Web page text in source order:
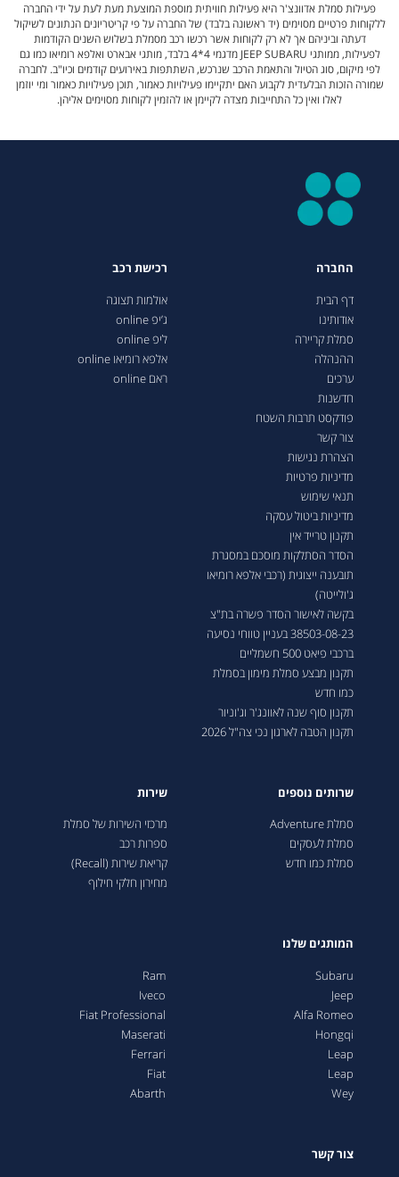
פעילות סמלת אדוונצ'ר היא פעילות חוויתית מוספת המוצעת מעת לעת על ידי החברה
ללקוחות פרטיים מסוימים (יד ראשונה בלבד) של החברה על פי קריטריונים הנתונים לשיקול
דעתה וביניהם אך לא רק לקוחות אשר רכשו רכב מסמלת בשלוש השנים הקודמות
לפעילות, ממותגי JEEP SUBARU מדגמי 4*4 בלבד, מותגי אבארט ואלפא רומיאו כמו גם
לפי מיקום, סוג הטיול והתאמת הרכב שנרכש, השתתפות באירועים קודמים וכיו"ב. לחברה
שמורה הזכות הבלעדית לקבוע האם יתקיימו פעילויות כאמור, תוכן פעילויות כאמור ומי יוזמן
לאלו ואין כל התחייבות מצדה לקיימן או להזמין לקוחות מסוימים אליהן.
החברה
דף הבית
אודותינו
סמלת קריירה
ההנהלה
ערכים
חדשנות
פודקסט תרבות השטח
צור קשר
הצהרת נגישות
מדיניות פרטיות
תנאי שימוש
מדיניות ביטול עסקה
תקנון טרייד אין
הסדר הסתלקות מוסכם במסגרת
תובענה ייצוגית (רכבי אלפא רומיאו
ג'ולייטה)
בקשה לאישור הסדר פשרה בת"צ
38503-08-23 בעניין טווחי נסיעה
ברכבי פיאט 500 חשמליים
תקנון מבצע סמלת מימון בסמלת
כמו חדש
תקנון סוף שנה לאוונג'ר וג'וניור
תקנון הטבה לארגון נכי צה"ל 2026
רכישת רכב
אולמות תצוגה
ג’יפ online
ליפ online
אלפא רומיאו online
ראם online
שרותים נוספים
סמלת Adventure
סמלת לעסקים
סמלת כמו חדש
שירות
מרכזי השירות של סמלת
ספרות רכב
קריאת שירות (Recall)
מחירון חלקי חילוף
המותגים שלנו
Subaru
Jeep
Alfa Romeo
Hongqi
Leap
Leap
Wey
Ram
Iveco
Fiat Professional
Maserati
Ferrari
Fiat
Abarth
צור קשר